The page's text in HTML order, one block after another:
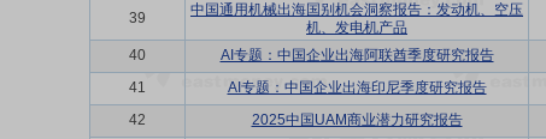
39
中国通用机械出海国别机会洞察报告：发动机、空压
机、发电机产品
40 AI专题：中国企业出海阿联酋季度研究报告
41
AI专题：中国企业出海印尼季度研究报告
42
2025中国UAM商业潜力研究报告